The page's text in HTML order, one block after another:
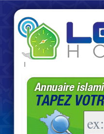
|